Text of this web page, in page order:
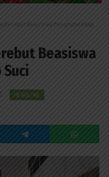
Beasiswa Penghafal Kitab Suci
Beasiswa
HEADLINE